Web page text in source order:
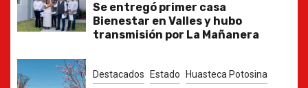
Se entregó primer casa
Bienestar en Valles y hubo
transmisión por La Mañanera
Destacados Estado Huasteca Potosina